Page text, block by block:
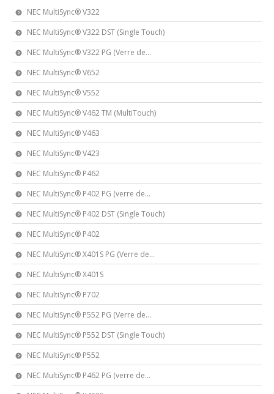
NEC MultiSync® V322
NEC MultiSync® V322 DST (Single Touch)
NEC MultiSync® V322 PG (Verre de...
NEC MultiSync® V652
NEC MultiSync® V552
NEC MultiSync® V462 TM (MultiTouch)
NEC MultiSync® V463
NEC MultiSync® V423
NEC MultiSync® P462
NEC MultiSync® P402 PG (verre de...
NEC MultiSync® P402 DST (Single Touch)
NEC MultiSync® P402
NEC MultiSync® X401S PG (Verre de...
NEC MultiSync® X401S
NEC MultiSync® P702
NEC MultiSync® P552 PG (Verre de...
NEC MultiSync® P552 DST (Single Touch)
NEC MultiSync® P552
NEC MultiSync® P462 PG (verre de...